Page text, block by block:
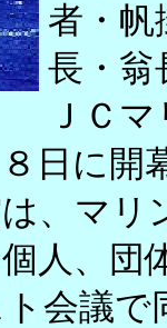
者・帆
長・翁
ＪＣ
日に開
、マ
人、団
会議